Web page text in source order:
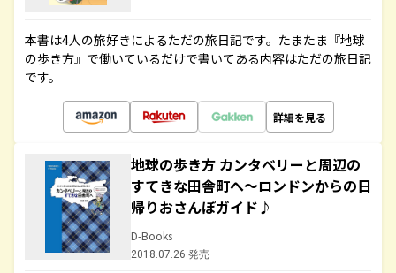
本書は4人の旅好きによるただの旅日記です。たまたま『地球
の歩き方』で働いているだけで書いてある内容はただの旅日記
です。
詳細を見る
地球の歩き方 カンタベリーと周辺の
すてきな田舎町へ～ロンドンからの日
帰りおさんぽガイド♪
D-Books
2018.07.26 発売